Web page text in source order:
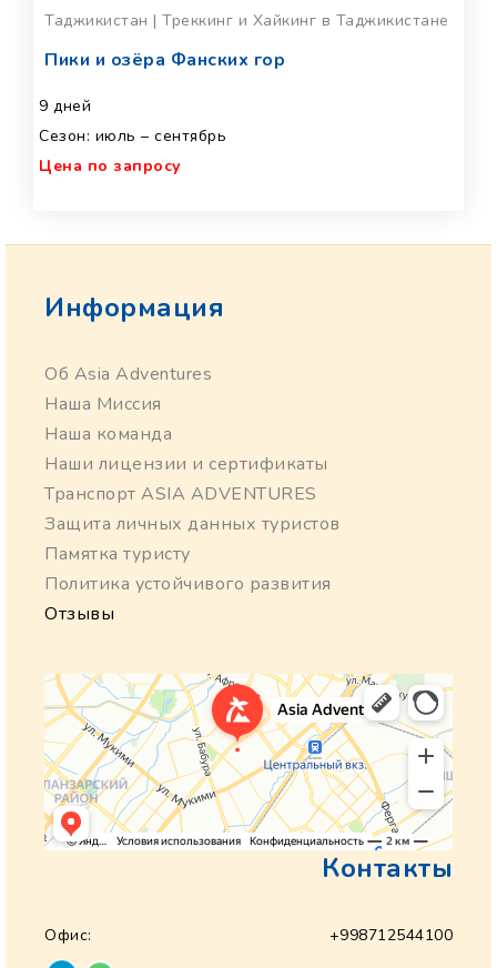
Таджикистан | Треккинг и Хайкинг в Таджикистане
Пики и озёра Фанских гор
9 дней
Сезон: июль – сентябрь
Цена по запросу
Информация
Об Asia Adventures
Наша Миссия
Наша команда
Наши лицензии и сертификаты
Транспорт ASIA ADVENTURES
Защита личных данных туристов
Памятка туристу
Политика устойчивого развития
Отзывы
Контакты
Офис:
+998712544100